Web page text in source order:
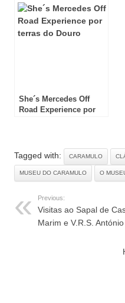
She´s Mercedes Off
Road Experience por
Tagged with: CARAMULO
MUSEU DO CARAMULO O
Previous:
Visitas ao Sapal de
Marim e V.R.S. António